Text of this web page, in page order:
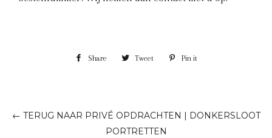
Share Share Tweet Tweet Pin it
← TERUG NAAR PRIVÉ OPDRACHTEN | DONKERSLOOT
PORTRETTEN